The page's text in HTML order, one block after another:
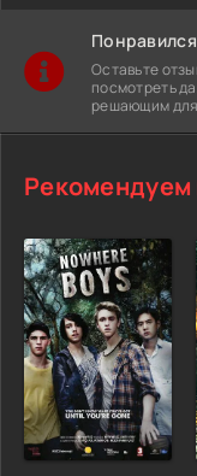
Оставьте
посмотреть
решающим
Рекомендуем